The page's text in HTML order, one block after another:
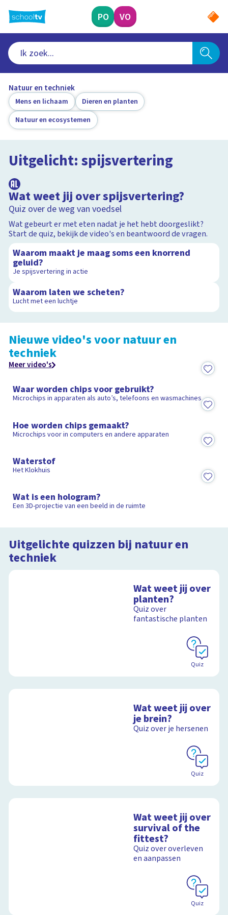
naar
hoofdinhoud
PO VO
Natuur en techniek
Mens en lichaam
Dieren en planten
Natuur en ecosystemen
Uitgelicht: spijsvertering
Wat weet jij over spijsvertering?
Quiz over de weg van voedsel
Wat gebeurt er met eten nadat je het hebt doorgeslikt?
Start de quiz, bekijk de video's en beantwoord de vragen.
Waarom maakt je maag soms een knorrend
geluid?
Je spijsvertering in actie
1:25
Waarom laten we scheten?
Lucht met een luchtje
1:40
Nieuwe video's voor natuur en
techniek
Meer video's
Waar worden chips voor gebruikt?
Microchips in apparaten als auto’s, telefoons en wasmachines
Hoe worden chips gemaakt?
Microchips voor in computers en andere apparaten
Waterstof
Het Klokhuis
Wat is een hologram?
Een 3D-projectie van een beeld in de ruimte
Uitgelichte quizzen bij natuur en
techniek
Wat weet jij over
planten?
Quiz over
fantastische planten
Quiz
Wat weet jij over
je brein?
Quiz over je hersenen
Quiz
Wat weet jij over
survival of the
fittest?
Quiz over overleven
en aanpassen
Quiz